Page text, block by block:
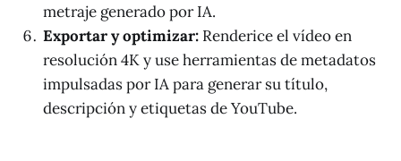
metraje generado por IA.
Exportar y optimizar: Renderice el vídeo en
resolución 4K y use herramientas de metadatos
impulsadas por IA para generar su título,
descripción y etiquetas de YouTube.